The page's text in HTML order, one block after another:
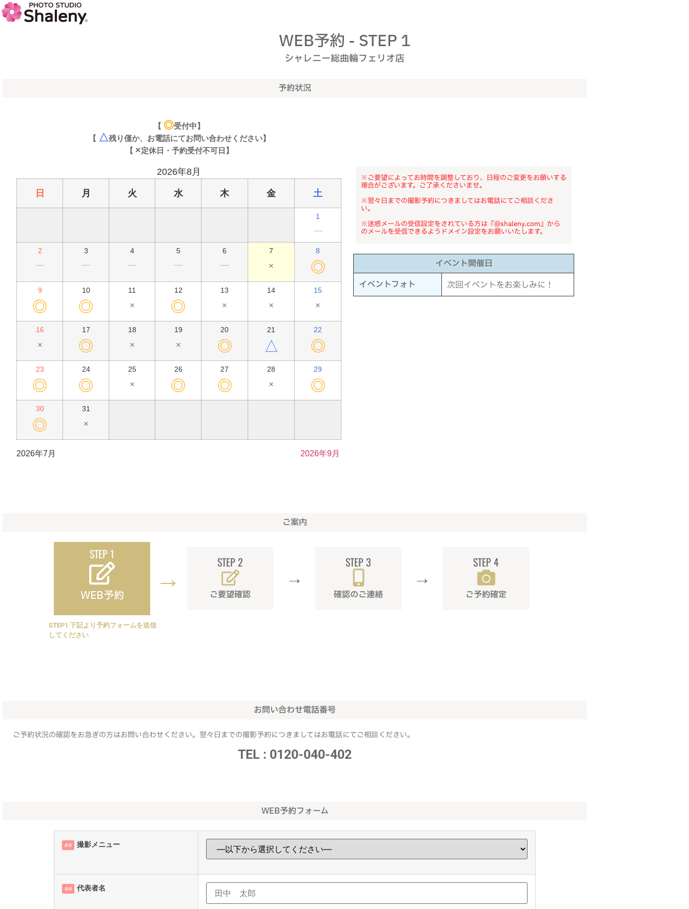
WEB予約 - STEP 1
シャレニー総曲輪フェリオ店
予約状況
【 ◎受付中】
【 △残り僅か、お電話にてお問い合わせください】
【 ×定休日・予約受付不可日】
2026年8月
日 月 火 水 木 金 土
1
━
2
━
3
━
4
━
5
━
6
━
7
×
8
◎
9
◎
10
◎
11
×
12
◎
13
×
14
×
15
×
16
×
17
◎
18
×
19
×
20
◎
21
△
22
◎
23
◎
24
◎
25
×
26
◎
27
◎
28
×
29
◎
30
◎
31
×
2026年7月 2026年9月
※ご要望によってお時間を調整しており、日程のご変更をお願いする
場合がございます。ご了承くださいませ。
※翌々日までの撮影予約につきましてはお電話にてご相談くださ
い。
※迷惑メールの受信設定をされている方は『@shaleny.com』から
のメールを受信できるようドメイン設定をお願いいたします。
イベント開催日
イベントフォト
次回イベントをお楽しみに！
ご案内
STEP 1
WEB予約
→
STEP 2
ご要望確認
→
STEP 3
確認のご連絡
→
STEP 4
ご予約確定
STEP1 下記より予約フォームを送信
してください
お問い合わせ電話番号
ご予約状況の確認をお急ぎの方はお問い合わせください。翌々日までの撮影予約につきましてはお電話にてご相談ください。
TEL : 0120-040-402
WEB予約フォーム
必須 撮影メニュー
必須 代表者名